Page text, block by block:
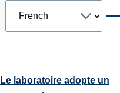
your
Le laboratoire adopte un